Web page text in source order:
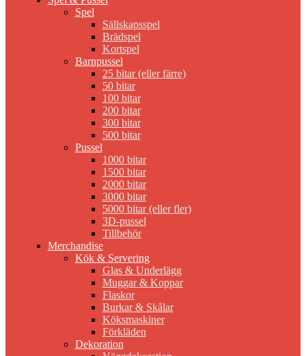
Spel
Sällskapsspel
Brädspel
Kortspel
Barnpussel
25 bitar (eller färre)
50 bitar
100 bitar
200 bitar
300 bitar
500 bitar
Pussel
1000 bitar
1500 bitar
2000 bitar
3000 bitar
5000 bitar (eller fler)
3D-pussel
Tillbehör
Merchandise
Kök & Servering
Glas & Underlägg
Muggar & Koppar
Flaskor
Burkar & Skålar
Köksmaskiner
Förkläden
Dekoration